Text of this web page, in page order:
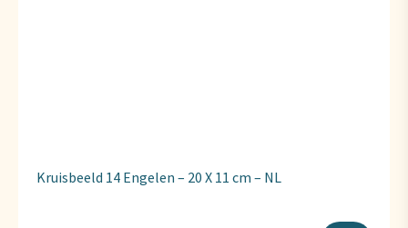
Kruisbeeld 14 Engelen – 20 X 11 cm – NL